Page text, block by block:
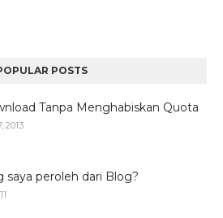
POSTS
Tanpa Menghabiskan Quota
2013
saya peroleh dari Blog?